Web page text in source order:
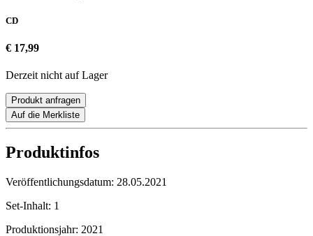
CD
€ 17,99
Derzeit nicht auf Lager
Produkt anfragen
Auf die Merkliste
Produktinfos
Veröffentlichungsdatum: 28.05.2021
Set-Inhalt: 1
Produktionsjahr: 2021